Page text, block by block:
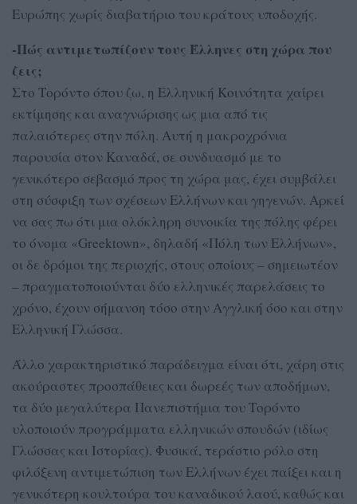
Ευρώπης χωρίς διαβατήριο του κράτους υποδοχής.
-Πώς αντιμετωπίζουν τους Έλληνες στη χώρα που
ζεις;
Στο Τορόντο όπου ζω, η Ελληνική Κοινότητα χαίρει
εκτίμησης και αναγνώρισης ως μια από τις
παλαιότερες στην πόλη. Αυτή η μακροχρόνια
παρουσία στον Καναδά, σε συνδυασμό με το
γενικότερο σεβασμό προς τη χώρα μας, έχει συμβάλει
στη σύσφιξη των σχέσεων Ελλήνων και γηγενών. Αρκεί
να σας πω ότι μια ολόκληρη συνοικία της πόλης φέρει
το όνομα «Greektown», δηλαδή «Πόλη των Ελλήνων»,
οι δε δρόμοι της περιοχής, στους οποίους – σημειωτέον
– πραγματοποιούνται δύο ελληνικές παρελάσεις το
χρόνο, έχουν σήμανση τόσο στην Αγγλική όσο και στην
Ελληνική Γλώσσα.
Άλλο χαρακτηριστικό παράδειγμα είναι ότι, χάρη στις
ακούραστες προσπάθειες και δωρεές των αποδήμων,
τα δύο μεγαλύτερα Πανεπιστήμια του Τορόντο
υλοποιούν προγράμματα ελληνικών σπουδών (ιδίως
Γλώσσας και Ιστορίας). Φυσικά, τεράστιο ρόλο στη
φιλόξενη αντιμετώπιση των Ελλήνων έχει παίξει και η
γενικότερη κουλτούρα του καναδικού λαού, καθώς και